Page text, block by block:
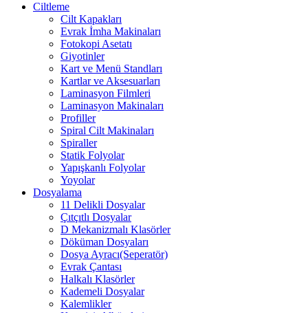
Ciltleme
Cilt Kapakları
Evrak İmha Makinaları
Fotokopi Asetatı
Giyotinler
Kart ve Menü Standları
Kartlar ve Aksesuarları
Laminasyon Filmleri
Laminasyon Makinaları
Profiller
Spiral Cilt Makinaları
Spiraller
Statik Folyolar
Yapışkanlı Folyolar
Yoyolar
Dosyalama
11 Delikli Dosyalar
Çıtçıtlı Dosyalar
D Mekanizmalı Klasörler
Döküman Dosyaları
Dosya Ayracı(Seperatör)
Evrak Çantası
Halkalı Klasörler
Kademeli Dosyalar
Kalemlikler